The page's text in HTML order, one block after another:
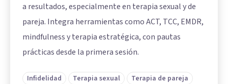
a resultados, especialmente en terapia sexual y de
pareja. Integra herramientas como ACT, TCC, EMDR,
mindfulness y terapia estratégica, con pautas
prácticas desde la primera sesión.
Infidelidad Terapia sexual Terapia de pareja